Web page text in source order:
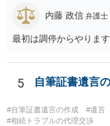
望。もちろん私もそう
るいは 遺言書などで
士に相談してみてくださ
内藤 政信 弁護士
最初は調停からやります
5 自筆証書遺言
#自筆証書遺言の作成 #遺言
#相続トラブルの代理交渉